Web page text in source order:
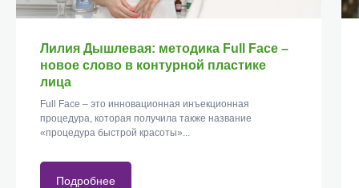
Лилия Дышлевая: методика Full Face –
новое слово в контурной пластике
лица
Full Face – это инновационная инъекционная
процедура, которая получила также название
«процедура быстрой красоты»...
Подробнее